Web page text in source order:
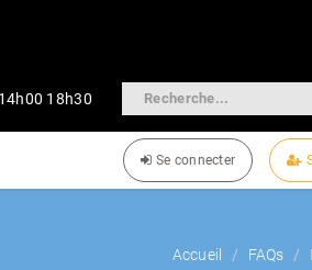
18h30
Se connecter
Accueil FAQs